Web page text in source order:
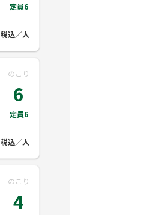
定員6
税込／人
のこり
6
定員6
税込／人
のこり
4